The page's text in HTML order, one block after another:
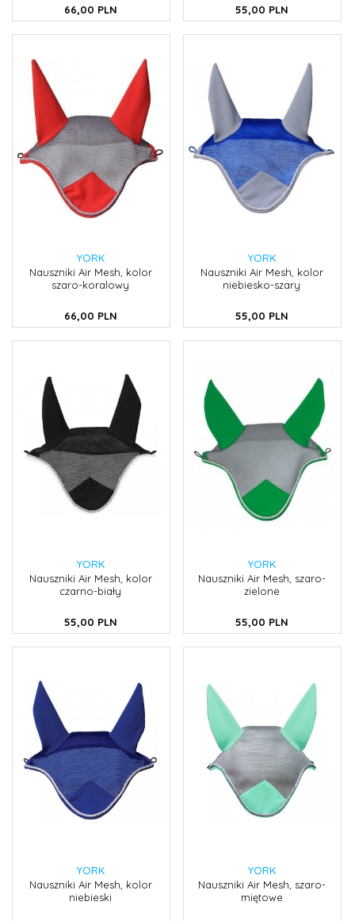
66,00 PLN 55,00 PLN
YORK
Nauszniki Air Mesh, kolor
szaro-koralowy
66,00 PLN
YORK
Nauszniki Air Mesh, kolor
niebiesko-szary
55,00 PLN
YORK
Nauszniki Air Mesh, kolor
czarno-biały
55,00 PLN
YORK
Nauszniki Air Mesh, szaro-
zielone
55,00 PLN
YORK
Nauszniki Air Mesh, kolor
niebieski
YORK
Nauszniki Air Mesh, szaro-
miętowe